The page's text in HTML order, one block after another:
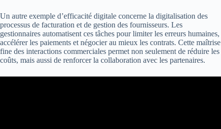
Un autre exemple d’efficacité digitale concerne la digitalisation des
processus de facturation et de gestion des fournisseurs. Les
gestionnaires automatisent ces tâches pour limiter les erreurs humaines,
accélérer les paiements et négocier au mieux les contrats. Cette maîtrise
fine des interactions commerciales permet non seulement de réduire les
coûts, mais aussi de renforcer la collaboration avec les partenaires.